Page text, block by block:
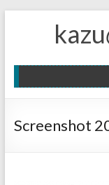
Screenshot